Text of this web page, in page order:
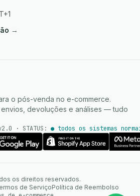
→
o pós-venda no e-commerce.
devoluções e análises — tudo
· STATUS: ● todos os sistemas
os direitos reservados.
de ServiçoPolítica de Reembolso
WhatsApp